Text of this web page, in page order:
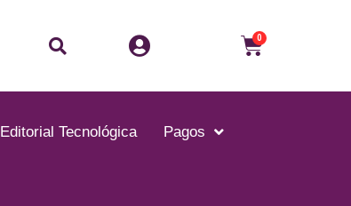
Buscar 0Carrito
Editorial Tecnológica Pagos